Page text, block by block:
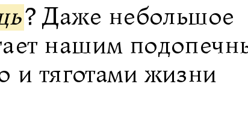
? Даже небольшое
нашим
и тяготами жизни